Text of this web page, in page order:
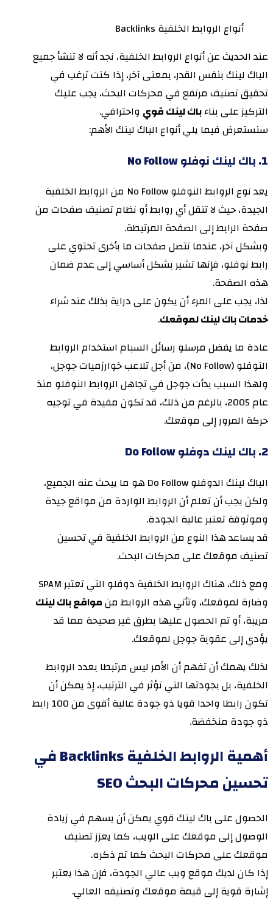
أنواع الروابط الخلفية Backlinks
عند الحديث عن أنواع الروابط الخلفية، نجد أنه لا تنشأ جميع
الباك لينك بنفس القدر، بمعنى آخر، إذا كنت ترغب في
تحقيق تصنيف مرتفع في محركات البحث، يجب عليك
التركيز على بناءباك لينك قوي واحترافي.
سنستعرض فيما يلي أنواع الباك لينك الأهم:
1. باك لينك نوفلو No Follow
يعد نوع الروابط النوفلو No Follow من الروابط الخلفية
الجيدة، حيث لا تنقل أي روابط أو نظام تصنيف صفحات من
صفحة الرابط إلى الصفحة المرتبطة.
وبشكل آخر، عندما تتصل صفحات ما بأخرى تحتوي على
رابط نوفلو، فإنها تشير بشكل أساسي إلى عدم ضمان
هذه الصفحة.
لذا، يجب على المرء أن يكون على دراية بذلك عند شراء
خدمات باك لينك لموقعك.
عادة ما يفضل مرسلو رسائل السبام استخدام الروابط
النوفلو (No Follow)، من أجل تلاعب خوارزميات جوجل،
ولهذا السبب بدأت جوجل في تجاهل الروابط النوفلو منذ
عام 2005، بالرغم من ذلك، قد تكون مفيدة في توجيه
حركة المرور إلى موقعك.
2. باك لينك دوفلو Do Follow
الباك لينك الدوفلو Do Follow هو ما يبحث عنه الجميع،
ولكن يجب أن تعلم أن الروابط الواردة من مواقع جيدة
وموثوقة تعتبر عالية الجودة.
قد يساعد هذا النوع من الروابط الخلفية في تحسين
تصنيف موقعك على محركات البحث.
ومع ذلك، هناك الروابط الخلفية دوفلو التي تعتبر SPAM
وضارة لموقعك، وتأتي هذه الروابط منمواقع باك لينك
مريبة، أو تم الحصول عليها بطرق غير صحيحة مما قد
يؤدي إلى عقوبة جوجل لموقعك.
لذلك يهمك أن تفهم أن الأمر ليس مرتبطا بعدد الروابط
الخلفية، بل بجودتها التي تؤثر في الترتيب، إذ يمكن أن
تكون رابطا واحدا قويا ذو جودة عالية أقوى من 100 رابط
ذو جودة منخفضة.
أهمية الروابط الخلفية Backlinks في
تحسين محركات البحث SEO
الحصول على باك لينك قوييمكن أن يسهم في زيادة
الوصول إلى موقعك على الويب، كما يعزز تصنيف
موقعك على محركات البحث كما تم ذكره.
إذا كان لديك موقع ويب عالي الجودة، فإن هذا يعتبر
إشارة قوية إلى قيمة موقعك وتصنيفه العالي.